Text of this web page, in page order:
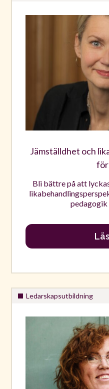
Jämställdhet och
Bli bättre på att
pedagogik
Ledarskapsutbildning